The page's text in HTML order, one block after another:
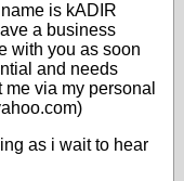
is kADIR
a business
with you as soon
and needs
via my personal
as i wait to hear